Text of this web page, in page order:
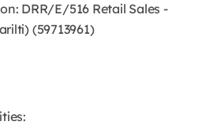
DRR/E/516 Retail Sales -
(59713961)